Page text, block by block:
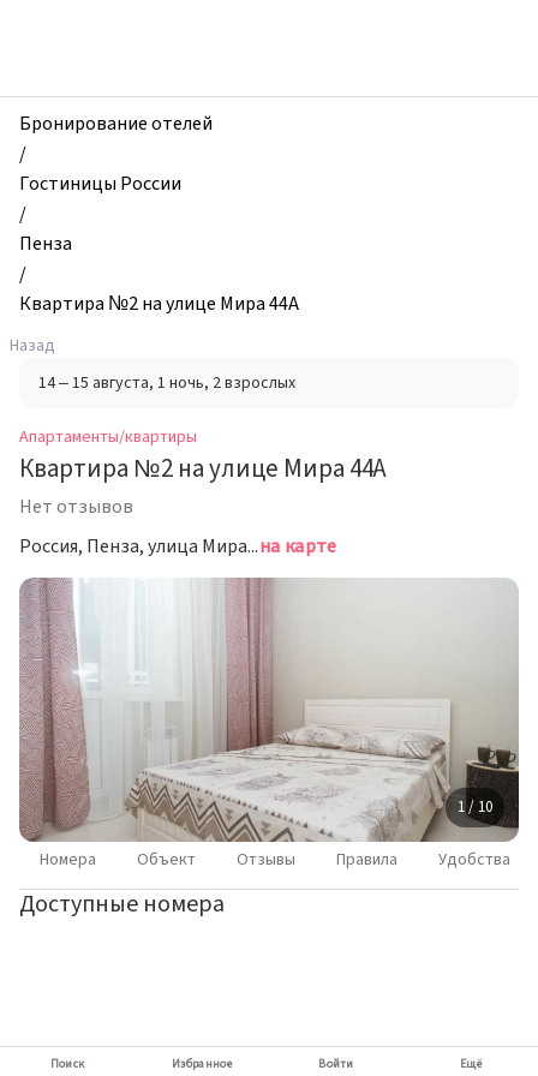
и
квартиры,
Квартира
№2
на
улице
Мира
44А,
Пенза,
Россия
Бронирование отелей
/
Гостиницы России
/
Пенза
/
Квартира №2 на улице Мира 44А
Назад
14 – 15 августа, 1 ночь, 2 взрослых
Апартаменты/квартиры
Квартира №2 на улице Мира 44А
Нет отзывов
Россия, Пенза, улица Мира, 44Ана карте
1 / 10
Номера Объект Отзывы Правила Удобства
Доступные номера
Поиск Избранное Войти Ещё